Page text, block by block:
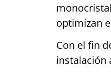
optimizan
Con el fin
instalación